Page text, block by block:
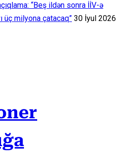
“Beş ildən sonra İİV-ə
üç milyona çatacaq” 30 İyul 2026